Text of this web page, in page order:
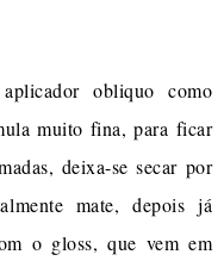
obliquo como
muito fina, para ficar
deixa-se secar por
mate, depois já
o gloss, que vem em